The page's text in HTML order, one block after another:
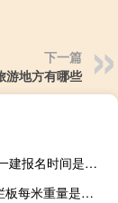
下一篇
游地方有哪些
广西2023年一建报名时间是什么时候
高速公路护栏板每米重量是多少